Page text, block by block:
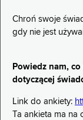
Chroń swoje
gdy nie jest
Powiedz nam,
dotyczącej
Link do ankiety:
Ta ankieta ma